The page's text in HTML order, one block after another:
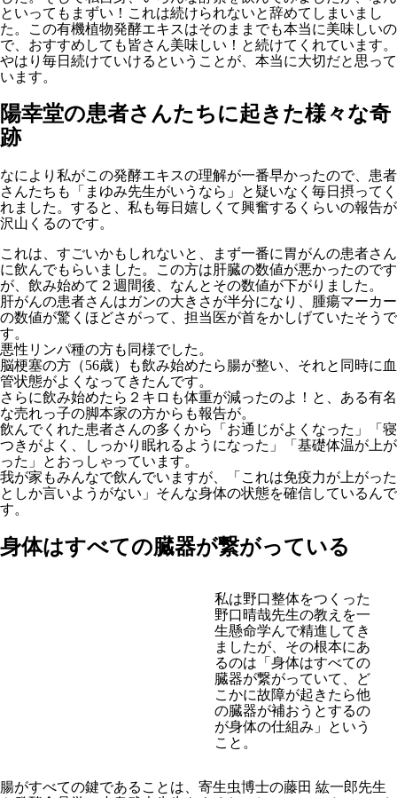
といってもまずい！これは続けられないと辞めてしまいまし
た。この有機植物発酵エキスはそのままでも本当に美味しいの
で、おすすめしても皆さん美味しい！と続けてくれています。
やはり毎日続けていけるということが、本当に大切だと思って
います。
陽幸堂の患者さんたちに起きた様々な奇
跡
なにより私がこの発酵エキスの理解が一番早かったので、患者
さんたちも「まゆみ先生がいうなら」と疑いなく毎日摂ってく
れました。すると、私も毎日嬉しくて興奮するくらいの報告が
沢山くるのです。
これは、すごいかもしれないと、まず一番に胃がんの患者さん
に飲んでもらいました。この方は肝臓の数値が悪かったのです
が、飲み始めて２週間後、なんとその数値が下がりました。
肝がんの患者さんはガンの大きさが半分になり、腫瘍マーカー
の数値が驚くほどさがって、担当医が首をかしげていたそうで
す。
悪性リンパ種の方も同様でした。
脳梗塞の方（56歳）も飲み始めたら腸が整い、それと同時に血
管状態がよくなってきたんです。
さらに飲み始めたら２キロも体重が減ったのよ！と、ある有名
な売れっ子の脚本家の方からも報告が。
飲んでくれた患者さんの多くから「お通じがよくなった」「寝
つきがよく、しっかり眠れるようになった」「基礎体温が上が
った」とおっしゃっています。
我が家もみんなで飲んでいますが、「これは免疫力が上がった
としか言いようがない」そんな身体の状態を確信しているんで
す。
身体はすべての臓器が繋がっている
私は野口整体をつくった
野口晴哉先生の教えを一
生懸命学んで精進してき
ましたが、その根本にあ
るのは「身体はすべての
臓器が繋がっていて、ど
こかに故障が起きたら他
の臓器が補おうとするの
が身体の仕組み」という
こと。
腸がすべての鍵であることは、寄生虫博士の藤田 紘一郎先生